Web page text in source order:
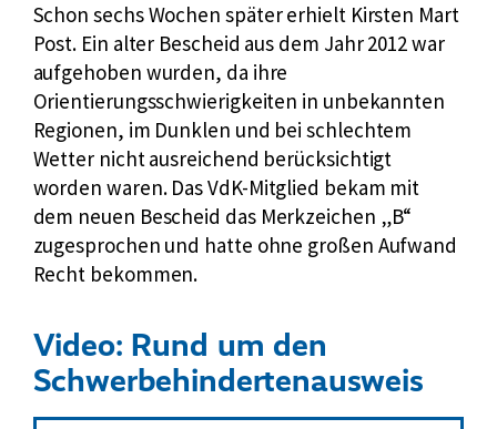
Schon sechs Wochen später erhielt Kirsten Mart
Post. Ein alter Bescheid aus dem Jahr 2012 war
aufgehoben wurden, da ihre
Orientierungsschwierigkeiten in unbekannten
Regionen, im Dunklen und bei schlechtem
Wetter nicht ausreichend berücksichtigt
worden waren. Das VdK-Mitglied bekam mit
dem neuen Bescheid das Merkzeichen „B“
zugesprochen und hatte ohne großen Aufwand
Recht bekommen.
Video: Rund um den
Schwerbehindertenausweis